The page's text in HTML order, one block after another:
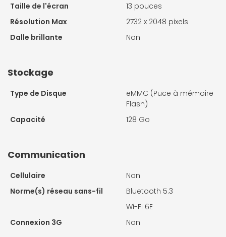
Taille de l'écran
13 pouces
Résolution Max
2732 x 2048 pixels
Dalle brillante
Non
Stockage
Type de Disque
eMMC (Puce à mémoire
Flash)
Capacité
128 Go
Communication
Cellulaire
Non
Norme(s) réseau sans-fil
Bluetooth 5.3
Wi-Fi 6E
Connexion 3G
Non